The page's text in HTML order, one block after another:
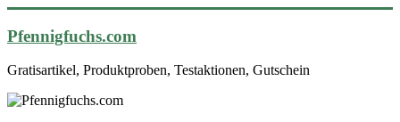
Pfennigfuchs.com
Gratisartikel, Produktproben, Testaktionen, Gutschein